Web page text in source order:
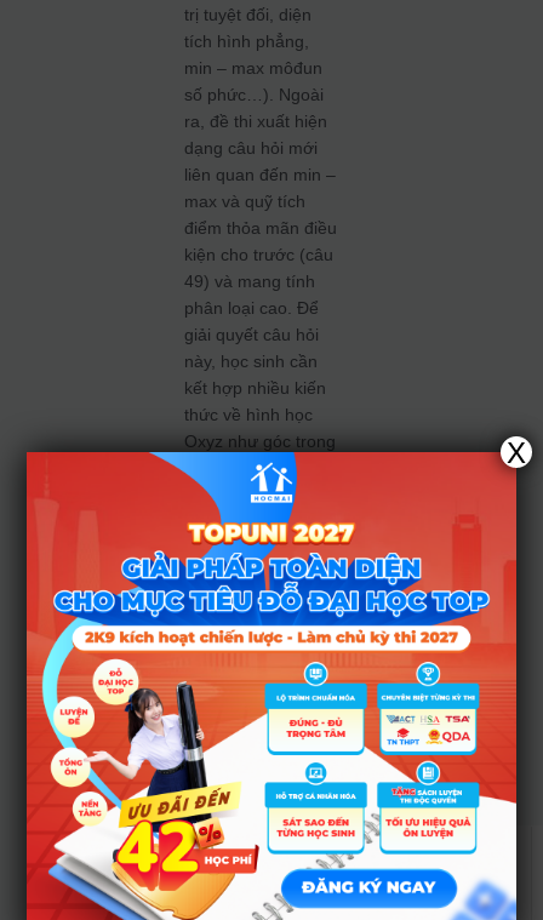
trị tuyệt đối, diện
tích hình phẳng,
min – max môđun
số phức…). Ngoài
ra, đề thi xuất hiện
dạng câu hỏi mới
liên quan đến min –
max và quỹ tích
điểm thỏa mãn điều
kiện cho trước (câu
49) và mang tính
phân loại cao. Để
giải quyết câu hỏi
này, học sinh cần
kết hợp nhiều kiến
thức về hình học
Oxyz như góc trong
không gian; cách
tính khoảng cách…
Đề thi tham khảo kì
thi Tốt nghiệp THPT
2023 có cấu trúc và
độ khó tương
đương với đề thi
chính thức năm
2022. Ma trận Đề
thi tham khảo kì thi
TNTHPT môn Toán
năm 2023 như sau:
Lớp
Chuyên
đề
Nhận
biết –
Thông
Vận
dụng
X